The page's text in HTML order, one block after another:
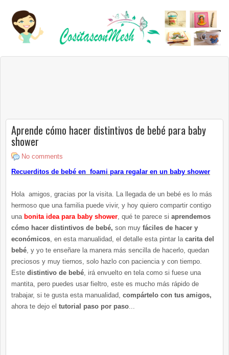
Aprende cómo hacer distintivos de bebé para baby
shower
No comments
Recuerditos de bebé en foami para regalar en un baby shower
Hola amigos, gracias por la visita. La llegada de un bebé es lo más
hermoso que una familia puede vivir, y hoy quiero compartir contigo
una bonita idea para baby shower , qué te parece si aprendemos
cómo hacer distintivos de bebé, son muy fáciles de hacer y
económicos , en esta manualidad, el detalle esta pintar la carita del
bebé , y yo te enseñare la manera más sencilla de hacerlo, quedan
preciosos y muy tiernos, solo hazlo con paciencia y con tiempo.
Este distintivo de bebé , irá envuelto en tela como si fuese una
mantita, pero puedes usar fieltro, este es mucho más rápido de
trabajar, si te gusta esta manualidad, compártelo con tus amigos,
ahora te dejo el tutorial paso por paso